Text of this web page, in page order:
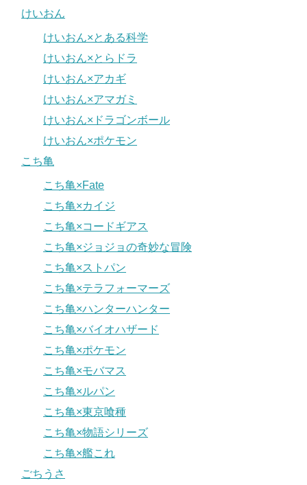
けいおん
けいおん×とある科学
けいおん×とらドラ
けいおん×アカギ
けいおん×アマガミ
けいおん×ドラゴンボール
けいおん×ポケモン
こち亀
こち亀×Fate
こち亀×カイジ
こち亀×コードギアス
こち亀×ジョジョの奇妙な冒険
こち亀×ストパン
こち亀×テラフォーマーズ
こち亀×ハンターハンター
こち亀×バイオハザード
こち亀×ポケモン
こち亀×モバマス
こち亀×ルパン
こち亀×東京喰種
こち亀×物語シリーズ
こち亀×艦これ
ごちうさ